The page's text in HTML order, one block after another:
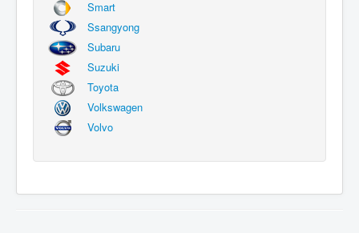
Smart
Ssangyong
Subaru
Suzuki
Toyota
Volkswagen
Volvo